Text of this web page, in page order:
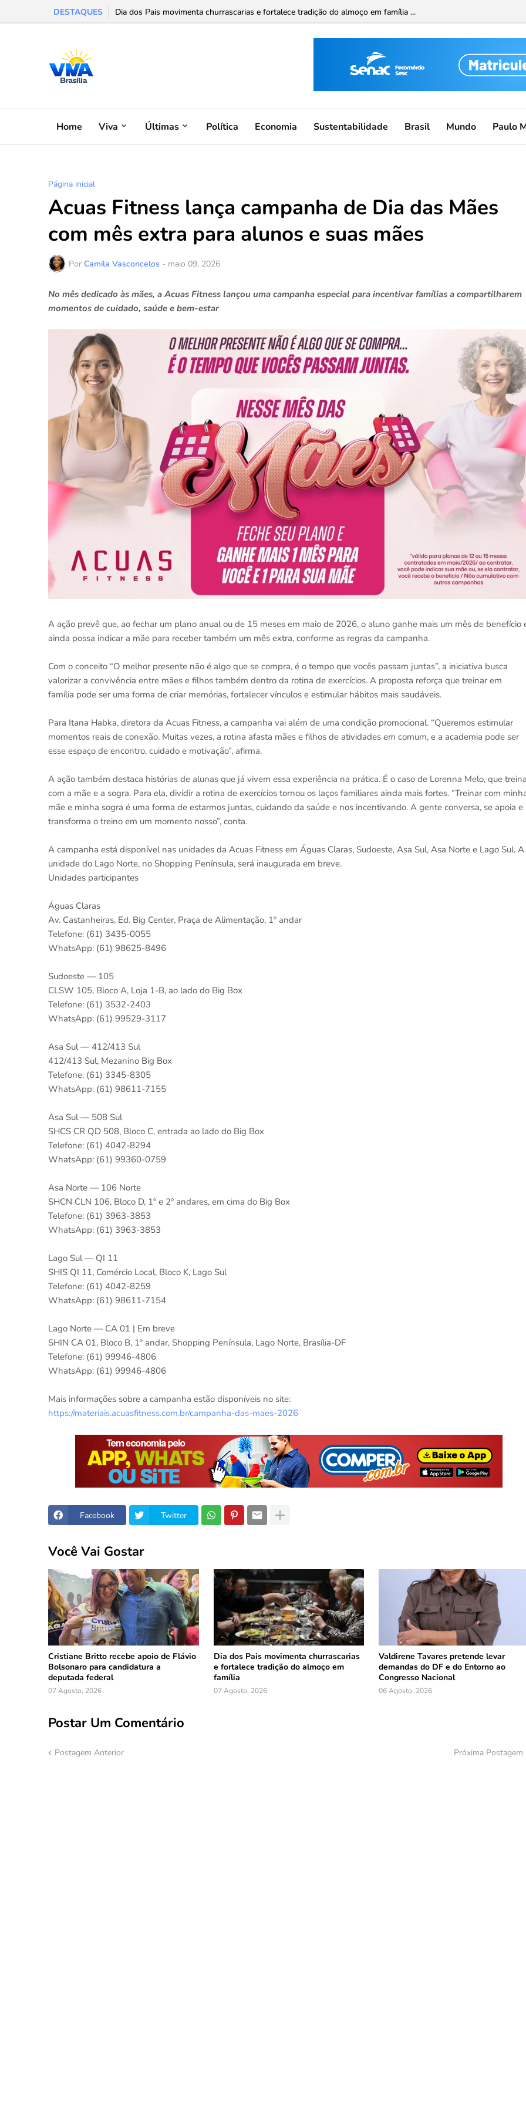
DESTAQUES Dia dos Pais movimenta churrascarias e fortalece tradição do almoço em família ...
Home Viva Últimas Política Economia Sustentabilidade Brasil Mundo Paulo
Página inicial
Acuas Fitness lança campanha de Dia das Mães
com mês extra para alunos e suas mães
Por Camila Vasconcelos - maio 09, 2026
No mês dedicado às mães, a Acuas Fitness lançou uma campanha especial para incentivar famílias a compartilharem
momentos de cuidado, saúde e bem-estar
A ação prevê que, ao fechar um plano anual ou de 15 meses em maio de 2026, o aluno ganhe mais um mês de benefício
ainda possa indicar a mãe para receber também um mês extra, conforme as regras da campanha.
Com o conceito “O melhor presente não é algo que se compra, é o tempo que vocês passam juntas”, a iniciativa busca
valorizar a convivência entre mães e filhos também dentro da rotina de exercícios. A proposta reforça que treinar em
família pode ser uma forma de criar memórias, fortalecer vínculos e estimular hábitos mais saudáveis.
Para Itana Habka, diretora da Acuas Fitness, a campanha vai além de uma condição promocional. “Queremos estimular
momentos reais de conexão. Muitas vezes, a rotina afasta mães e filhos de atividades em comum, e a academia pode ser
esse espaço de encontro, cuidado e motivação”, afirma.
A ação também destaca histórias de alunas que já vivem essa experiência na prática. É o caso de Lorenna Melo, que
com a mãe e a sogra. Para ela, dividir a rotina de exercícios tornou os laços familiares ainda mais fortes. “Treinar com
mãe e minha sogra é uma forma de estarmos juntas, cuidando da saúde e nos incentivando. A gente conversa, se apoia e
transforma o treino em um momento nosso”, conta.
A campanha está disponível nas unidades da Acuas Fitness em Águas Claras, Sudoeste, Asa Sul, Asa Norte e Lago Sul. A
unidade do Lago Norte, no Shopping Península, será inaugurada em breve.
Unidades participantes
Águas Claras
Av. Castanheiras, Ed. Big Center, Praça de Alimentação, 1º andar
Telefone: (61) 3435-0055
WhatsApp: (61) 98625-8496
Sudoeste — 105
CLSW 105, Bloco A, Loja 1-B, ao lado do Big Box
Telefone: (61) 3532-2403
WhatsApp: (61) 99529-3117
Asa Sul — 412/413 Sul
412/413 Sul, Mezanino Big Box
Telefone: (61) 3345-8305
WhatsApp: (61) 98611-7155
Asa Sul — 508 Sul
SHCS CR QD 508, Bloco C, entrada ao lado do Big Box
Telefone: (61) 4042-8294
WhatsApp: (61) 99360-0759
Asa Norte — 106 Norte
SHCN CLN 106, Bloco D, 1º e 2º andares, em cima do Big Box
Telefone: (61) 3963-3853
WhatsApp: (61) 3963-3853
Lago Sul — QI 11
SHIS QI 11, Comércio Local, Bloco K, Lago Sul
Telefone: (61) 4042-8259
WhatsApp: (61) 98611-7154
Lago Norte — CA 01 | Em breve
SHIN CA 01, Bloco B, 1º andar, Shopping Península, Lago Norte, Brasília-DF
Telefone: (61) 99946-4806
WhatsApp: (61) 99946-4806
Mais informações sobre a campanha estão disponíveis no site:
https://materiais.acuasfitness.com.br/campanha-das-maes-2026
Facebook Twitter
Você Vai Gostar
Cristiane Britto recebe apoio de Flávio
Bolsonaro para candidatura a
deputada federal
07 Agosto, 2026
Dia dos Pais movimenta churrascarias
e fortalece tradição do almoço em
família
07 Agosto, 2026
Valdirene Tavares pretende levar
demandas do DF e do Entorno ao
Congresso Nacional
06 Agosto, 2026
Postar Um Comentário
Postagem Anterior Próxima Postagem